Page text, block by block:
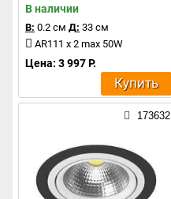
В наличии
В: 0.2 см Д: 33 см
AR111 x 2 max 50W
Цена: 3 997 Р.
Купить
173632